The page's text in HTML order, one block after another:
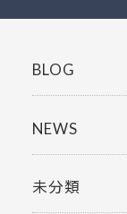
BLOG
NEWS
未分類